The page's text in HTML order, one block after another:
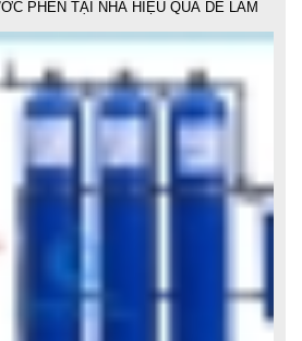
NƯỚC SINH HOẠT GIA ĐÌNH